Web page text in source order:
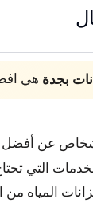
بجدة هي
عن أفضل
التي
المياه